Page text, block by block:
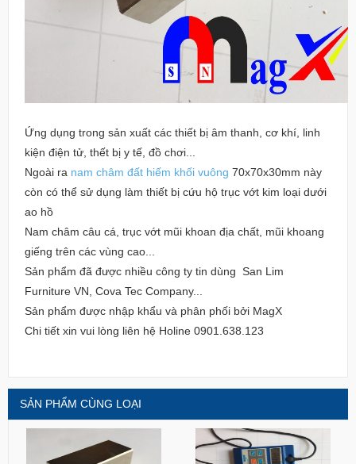
Ứng dụng trong sản xuất các thiết bị âm thanh, cơ khí, linh
kiện điện tử, thết bị y tế, đồ chơi...
Ngoài ra nam châm đất hiếm khối vuông 70x70x30mm này
còn có thể sử dụng làm thiết bị cứu hộ trục vớt kim loại dưới
ao hồ
Nam châm câu cá, trục vớt mũi khoan địa chất, mũi khoang
giếng trên các vùng cao...
Sản phẩm đã được nhiều công ty tin dùng San Lim
Furniture VN, Cova Tec Company...
Sản phẩm được nhập khẩu và phân phối bởi MagX
Chi tiết xin vui lòng liên hệ Holine 0901.638.123
SẢN PHẨM CÙNG LOẠI